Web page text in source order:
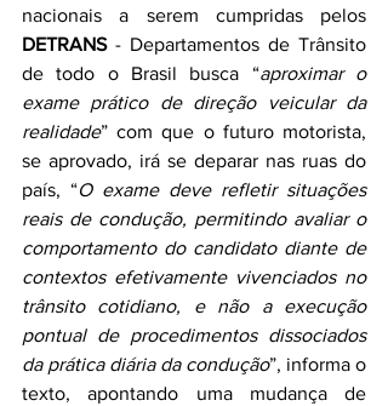
DETRANS - Departamentos de Trânsito
de todo o Brasil busca “aproximar o
exame prático de direção veicular da
realidade” com que o futuro motorista,
se aprovado, irá se deparar nas ruas do
país, “O exame deve refletir situações
reais de condução, permitindo avaliar o
comportamento do candidato diante de
contextos efetivamente vivenciados no
trânsito cotidiano, e não a execução
pontual de procedimentos dissociados
da prática diária da condução”, informa o
texto, apontando uma mudança de